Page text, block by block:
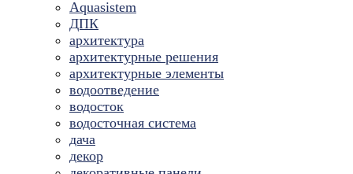
Aquasistem
ДПК
архитектура
архитектурные решения
архитектурные элементы
водоотведение
водосток
водосточная система
дача
декор